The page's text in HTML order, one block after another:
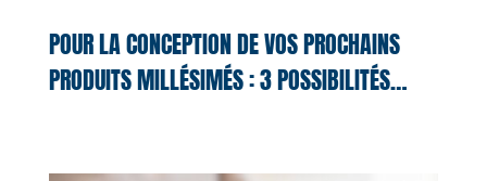
POUR LA CONCEPTION DE VOS PROCHAINS
PRODUITS MILLÉSIMÉS : 3 POSSIBILITÉS…